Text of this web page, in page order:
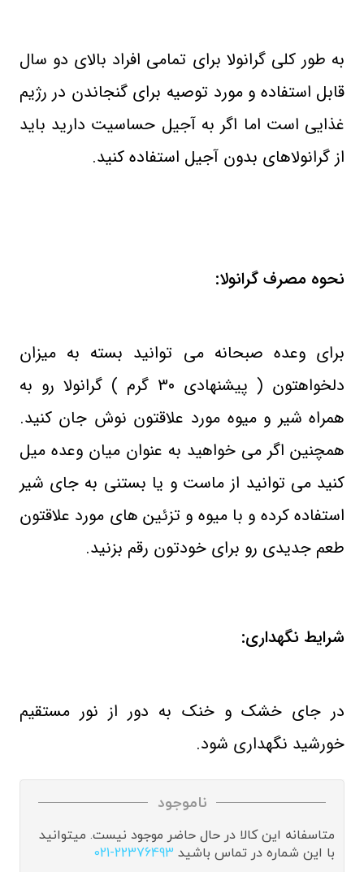
به طور کلی گرانولا برای تمامی افراد بالای دو سال
قابل استفاده و مورد توصیه برای گنجاندن در رژیم
غذایی است اما اگر به آجیل حساسیت دارید باید
از گرانولاهای بدون آجیل استفاده کنید.
نحوه مصرف گرانولا:
برای وعده صبحانه می توانید بسته به میزان
دلخواهتون ( پیشنهادی ۳۰ گرم ) گرانولا رو به
همراه شیر و میوه مورد علاقتون نوش جان کنید.
همچنین اگر می خواهید به عنوان میان وعده میل
کنید می توانید از ماست و یا بستنی به جای شیر
استفاده کرده و با میوه و تزئین های مورد علاقتون
طعم جدیدی رو برای خودتون رقم بزنید.
شرایط نگهداری:
در جای خشک و خنک به دور از نور مستقیم
خورشید نگهداری شود.
ناموجود
متاسفانه این کالا در حال حاضر موجود نیست. میتوانید
با این شماره در تماس باشید 021-22376493